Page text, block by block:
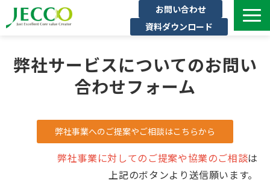
お問い合わせ
資料ダウンロード
ジェックについて
インタビュー
公開コース一覧
コラム
よくある質問
弊社サービスについてのお問い
合わせフォーム
弊社事業へのご提案やご相談はこちらから
弊社事業に対してのご提案や協業のご相談は
上記のボタンより送信願います。